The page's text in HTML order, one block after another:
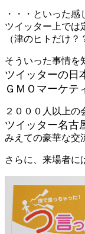
・・・といった感
ツイッター上では
（津のヒトだけ？
そういった事情を
ツイッターの日
ＧＭＯマーケテ
２０００人以上の
ツイッター名古
みえての豪華な交
さらに、来場者に